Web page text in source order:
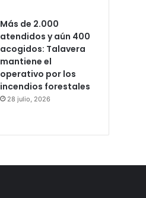
Más de 2.000
atendidos y aún 400
acogidos: Talavera
mantiene el
operativo por los
incendios forestales
28 julio, 2026